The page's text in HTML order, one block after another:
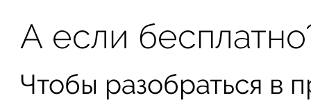
А если
Чтобы разобраться в